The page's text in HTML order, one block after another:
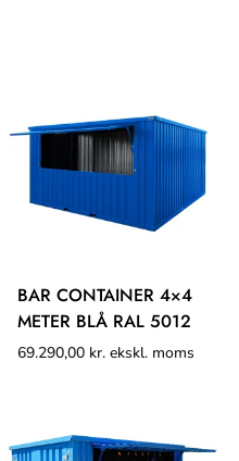
BAR CONTAINER 4×4
METER BLÅ RAL 5012
69.290,00 kr. ekskl. moms